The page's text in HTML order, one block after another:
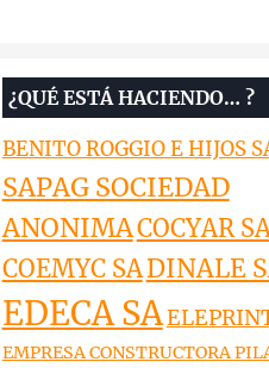
¿QUÉ ESTÁ HACIENDO… ?
BENITO ROGGIO E HIJOS
SAPAG SOCIEDAD
ANONIMACOCYAR
COEMYC SADINALE
EDECA SA
EMPRESA CONSTRUCTORA